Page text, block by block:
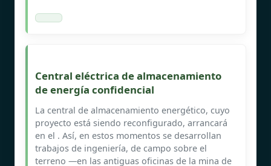
Central eléctrica de almacenamiento
de energía confidencial
La central de almacenamiento energético, cuyo
proyecto está siendo reconfigurado, arrancará
en el . Así, en estos momentos se desarrollan
trabajos de ingeniería, de campo sobre el
terreno —en las antiguas oficinas de la mina de